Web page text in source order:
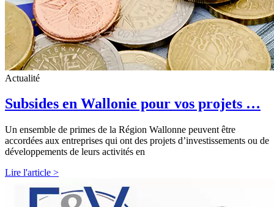
Actualité
Subsides en Wallonie pour vos projets …
Un ensemble de primes de la Région Wallonne peuvent être
accordées aux entreprises qui ont des projets d’investissements ou de
développements de leurs activités en
Lire l'article >